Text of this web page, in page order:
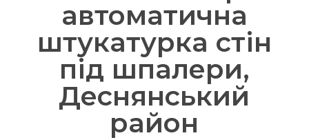
автоматична
штукатурка стін
під шпалери,
Деснянський
район